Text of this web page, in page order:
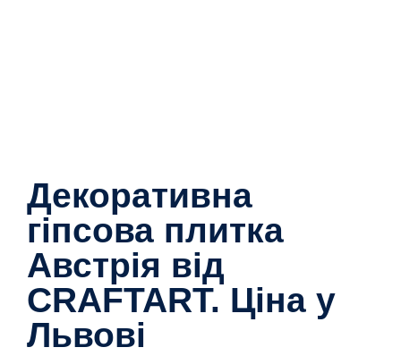
Декоративна
гіпсова плитка
Австрія від
CRAFTART. Ціна у
Львові